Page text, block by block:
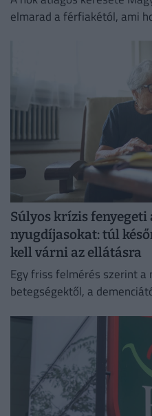
elmarad a férfiakétól, ami
Súlyos krízis fenyegeti
nyugdíjasokat: túl
kell várni az ellátásra
Egy friss felmérés szerint a
betegségektől, a